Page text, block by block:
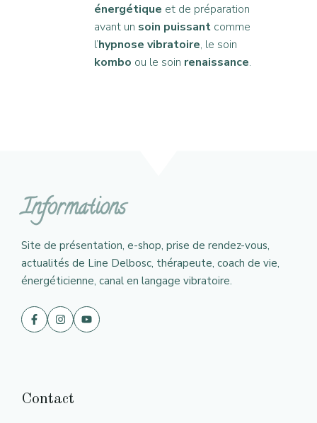
énergétique et de préparation
avant un soin puissant comme
l’hypnose vibratoire, le soin
kombo ou le soin renaissance.
Informations
Site de présentation, e-shop, prise de rendez-vous,
actualités de Line Delbosc, thérapeute, coach de vie,
énergéticienne, canal en langage vibratoire.
Contact